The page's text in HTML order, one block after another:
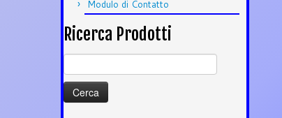
Modulo di Contatto
Ricerca Prodotti
per: